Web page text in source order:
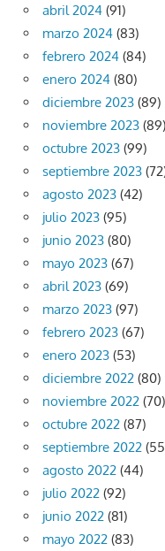
abril 2024 (91)
marzo 2024 (83)
febrero 2024 (84)
enero 2024 (80)
diciembre 2023 (89)
noviembre 2023 (89)
octubre 2023 (99)
septiembre 2023
agosto 2023 (42)
julio 2023 (95)
junio 2023 (80)
mayo 2023 (67)
abril 2023 (69)
marzo 2023 (97)
febrero 2023 (67)
enero 2023 (53)
diciembre 2022 (80)
noviembre 2022 (70)
octubre 2022 (87)
septiembre 2022
agosto 2022 (44)
julio 2022 (92)
junio 2022 (81)
mayo 2022 (83)